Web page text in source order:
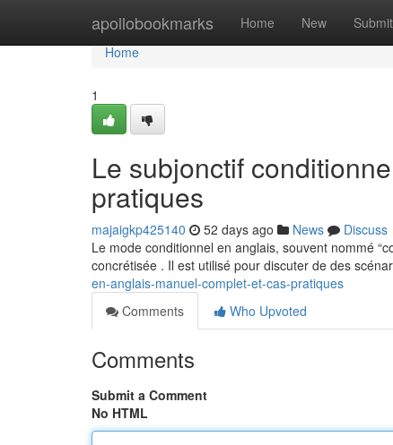
apollobookmarks Home New Submit
Home
Home
1
Le subjonctif
pratiques
majaigkp425140 52 days ago News
Discuss
Le mode conditionnel en anglais, souvent nommé
concrétisée . Il est utilisé pour discuter de des
en-anglais-manuel-complet-et-cas-pratiques
Comments
Who Upvoted
Comments
Submit a Comment
No HTML